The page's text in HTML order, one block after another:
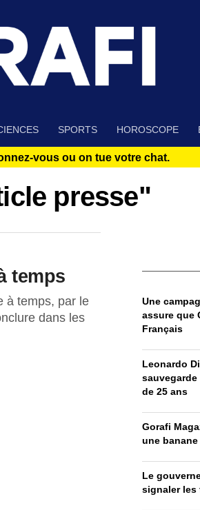
SPORTS HOROSCOPE
vous ou on tue votre chat.
presse"
temps
à temps, par le
dans les
Une
assure que
Français
Leonardo
de 25 ans
Gorafi
une
Le
signaler les